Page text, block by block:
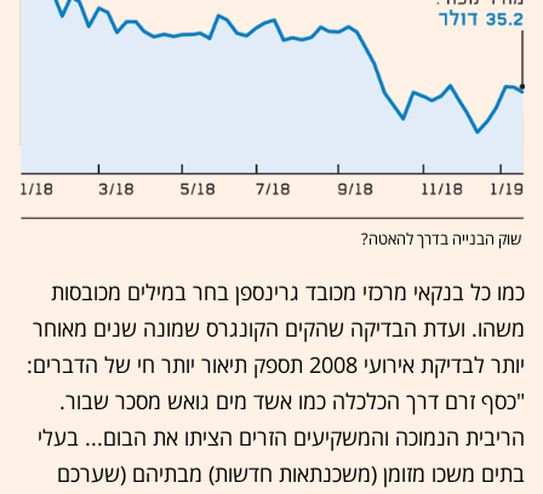
שוק הבנייה בדרך להאטה?
כמו כל בנקאי מרכזי מכובד גרינספן בחר במילים מכובסות
משהו. ועדת הבדיקה שהקים הקונגרס שמונה שנים מאוחר
יותר לבדיקת אירועי 2008 תספק תיאור יותר חי של הדברים:
"כסף זרם דרך הכלכלה כמו אשד מים גואש מסכר שבור.
הריבית הנמוכה והמשקיעים הזרים הציתו את הבום... בעלי
בתים משכו מזומן (משכנתאות חדשות) מבתיהם (שערכם